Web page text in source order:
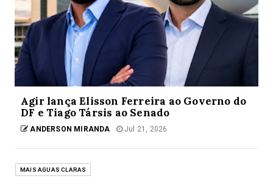
Agir lança Elisson Ferreira ao Governo do
DF e Tiago Társis ao Senado
ANDERSON MIRANDA Jul 21, 2026
MAIS AGUAS CLARAS